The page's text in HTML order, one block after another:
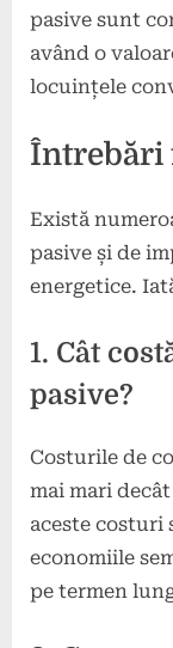
pasive sunt
având o
locuințele
Întrebări
Există
pasive și de
energetice.
1. Cât
pasive?
Costurile de
mai mari
aceste costuri
economiile
pe termen